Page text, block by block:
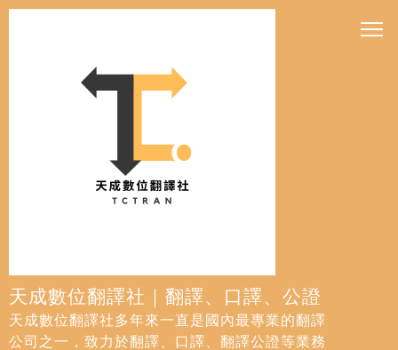
天成數位翻譯社｜翻譯、口譯、公證
天成數位翻譯社多年來一直是國內最專業的翻譯
公司之一，致力於翻譯、口譯、翻譯公證等業務